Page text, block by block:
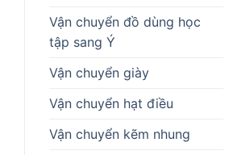
Vận chuyển đồ dùng học
tập sang Ý
Vận chuyển giày
Vận chuyển hạt điều
Vận chuyển kẽm nhung